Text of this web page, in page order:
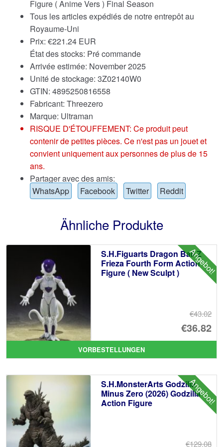
Figure ( Anime Vers ) Final Season
Tous les articles expédiés de notre entrepôt au
Royaume-Uni
Prix: €221.24 EUR
État des stocks: Pré commande
Arrivée estimée: November 2025
Unité de stockage: 3Z02140W0
GTIN: 4895250816558
Fabricant: Threezero
Marque: Ultraman
RISQUE D'ÉTOUFFEMENT: Ce produit peut
contenir de petites pièces. Ce n'est pas un jouet et
convient uniquement aux personnes de plus de 15
ans.
Partager avec des amis:
WhatsApp
Facebook Twitter Reddit
Ähnliche Produkte
Angebot!
S.H.Figuarts Dragon Ball Z
Frieza Fourth Form Action
Figure ( New Sculpt )
€43.02
€36.82
VORBESTELLUNGEN
Angebot!
S.H.MonsterArts Godzilla
Minus Zero (2026) Godzilla
Action Figure
€129.08